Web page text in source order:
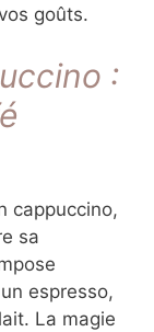
goûts.
:
cappuccino,
sa
espresso,
La magie